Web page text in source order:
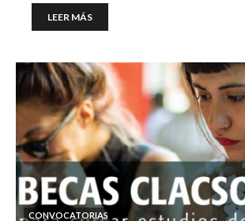
LEER MÁS
CONVOCATORIAS